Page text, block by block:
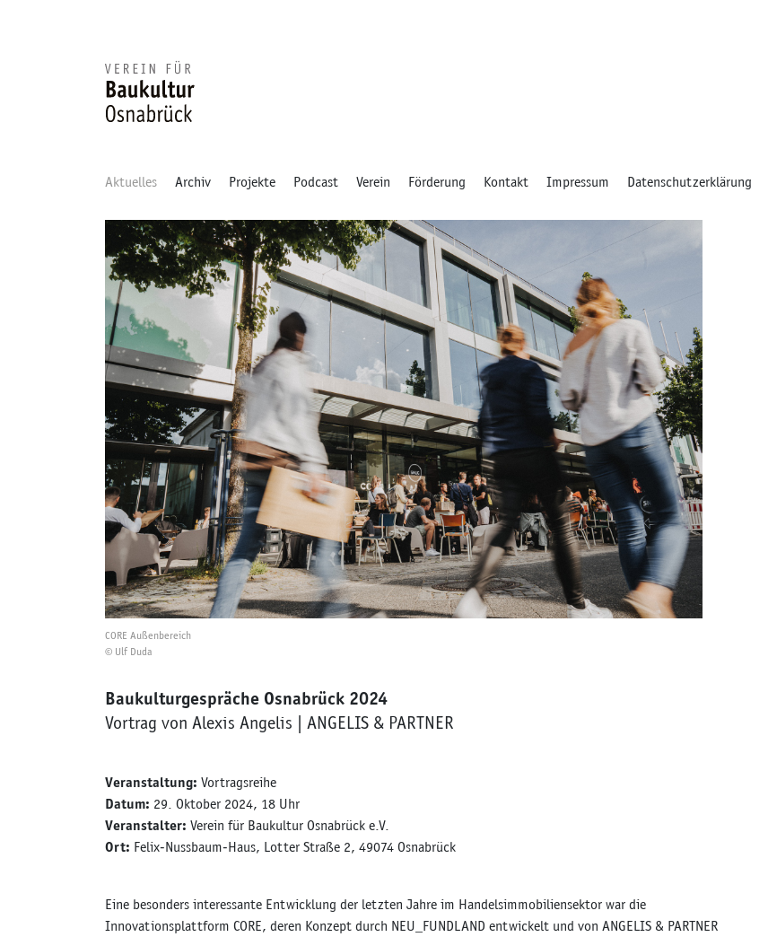
Aktuelles Archiv Projekte Podcast Verein Förderung Kontakt Impressum Datenschutzerklärung
CORE Außenbereich
© Ulf Duda
Baukulturgespräche Osnabrück 2024
Vortrag von Alexis Angelis | ANGELIS & PARTNER
Veranstaltung: Vortragsreihe
Datum: 29. Oktober 2024, 18 Uhr
Veranstalter: Verein für Baukultur Osnabrück e.V.
Ort: Felix-Nussbaum-Haus, Lotter Straße 2, 49074 Osnabrück
Eine besonders interessante Entwicklung der letzten Jahre im Handelsimmobiliensektor war die
Innovationsplattform CORE, deren Konzept durch NEU_FUNDLAND entwickelt und von ANGELIS & PARTNER